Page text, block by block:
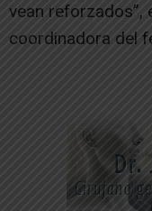
vean reforzados”,
coordinadora del